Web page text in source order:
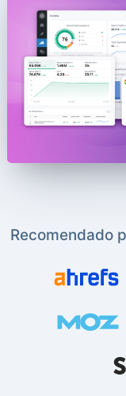
Recomendado